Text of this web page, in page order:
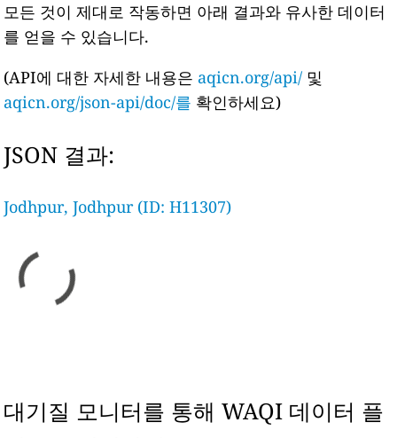
모든 것이 제대로 작동하면 아래 결과와 유사한 데이터
를 얻을 수 있습니다.
(API에 대한 자세한 내용은 aqicn.org/api/ 및
aqicn.org/json-api/doc/를 확인하세요)
JSON 결과:
Jodhpur, Jodhpur (ID: H11307)
대기질 모니터를 통해 WAQI 데이터 플